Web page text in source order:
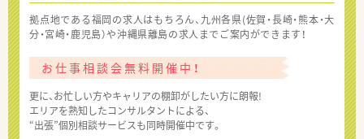
拠点地である福岡の求人はもちろん、九州各県(佐賀・長崎・熊本・大
分・宮崎・鹿児島）や沖縄県離島の求人までご案内ができます！
お仕事相談会無料開催中！
更に、お忙しい方やキャリアの棚卸がしたい方に朗報!
エリアを熟知したコンサルタントによる、
“出張”個別相談サービスも同時開催中です。